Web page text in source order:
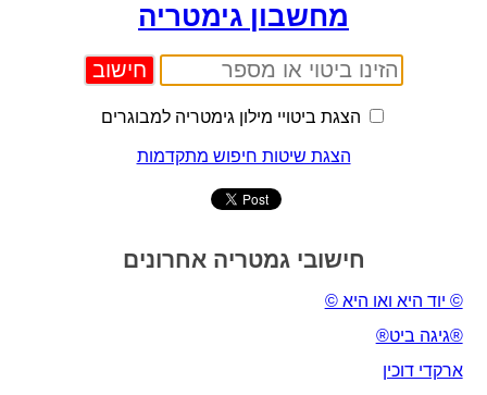
מחשבון גימטריה
הצגת ביטויי מילון גימטריה למבוגרים
הצגת שיטות חיפוש מתקדמות
חישובי גמטריה אחרונים
© יוד היא ואו היא ©
®גיגה ביט®
ארקדי דוכין